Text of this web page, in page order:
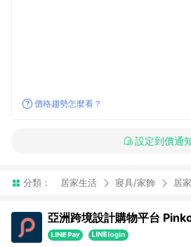
價格趨勢怎麼看？
設定到價通
分類： 居家生活 寢具/家飾 居
亞洲跨境設計購物平台